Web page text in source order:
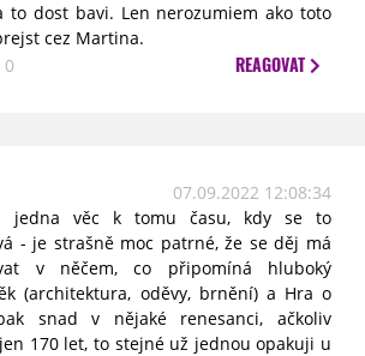
to dost bavi. Len nerozumiem ako toto
cez Martina.
0 REAGOVAT
07.09.2022 12:08:34
jedna věc k tomu času, kdy se to
- je strašně moc patrné, že se děj má
v něčem, co připomíná hluboký
(architektura, oděvy, brnění) a Hra o
snad v nějaké renesanci, ačkoliv
170 let, to stejné už jednou opakuji u